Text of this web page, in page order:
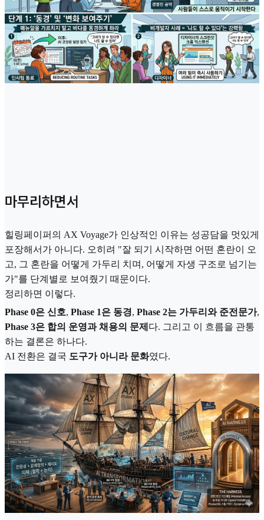
마무리하면서
힐링페이퍼의 AX Voyage가 인상적인 이유는 성공담을 멋있게
포장해서가 아니다. 오히려 "잘 되기 시작하면 어떤 혼란이 오
고, 그 혼란을 어떻게 가두리 치며, 어떻게 자생 구조로 넘기는
가"를 단계별로 보여줬기 때문이다.
정리하면 이렇다.
Phase 0은 신호, Phase 1은 동경, Phase 2는 가두리와 준전문가,
Phase 3은 합의 운영과 채용의 문제 다. 그리고 이 흐름을 관통
하는 결론은 하나다.
AI 전환은 결국 도구가 아니라 문화였다.